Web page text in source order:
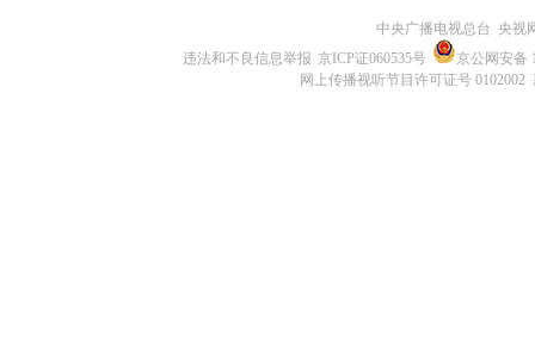
中央广播电视总台 央视
违法和不良信息举报 京ICP证060535号
京公网安备
网上传播视听节目许可证号 0102002